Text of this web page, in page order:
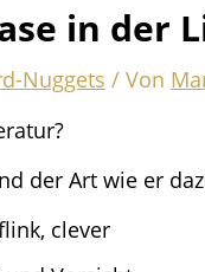
in der
Nuggets / Von
der Art wie er
clever